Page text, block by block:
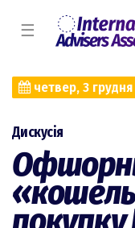
☰
четвер, 3 грудня
Дискусія